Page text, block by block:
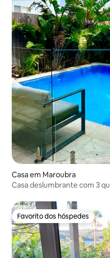
Casa em Maroubra
Casa deslumbrante com 3
Favorito dos hóspedes
Favorito dos hóspedes